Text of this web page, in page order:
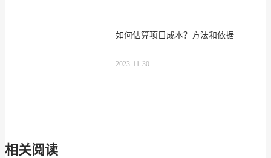
如何估算项目成本？方法和依据
2023-11-30
相关阅读